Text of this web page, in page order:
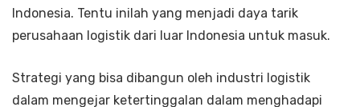
Indonesia. Tentu inilah yang menjadi daya tarik
perusahaan logistik dari luar Indonesia untuk masuk.
Strategi yang bisa dibangun oleh industri logistik
dalam mengejar ketertinggalan dalam menghadapi